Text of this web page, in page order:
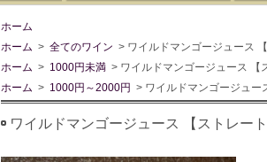
ホーム
ホーム > 全てのワイン > ワイルドマンゴージュース
ホーム > 1000円未満 > ワイルドマンゴージュース 【
ホーム > 1000円～2000円 > ワイルドマンゴージュー
ワイルドマンゴージュース 【ストレー